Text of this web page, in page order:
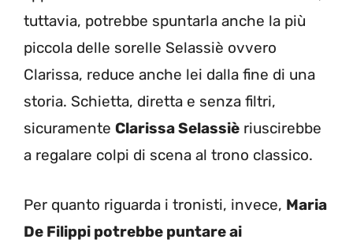
tuttavia, potrebbe spuntarla anche la più
piccola delle sorelle Selassiè ovvero
Clarissa, reduce anche lei dalla fine di una
storia. Schietta, diretta e senza filtri,
sicuramente Clarissa Selassiè riuscirebbe
a regalare colpi di scena al trono classico.
Per quanto riguarda i tronisti, invece, Maria
De Filippi potrebbe puntare ai